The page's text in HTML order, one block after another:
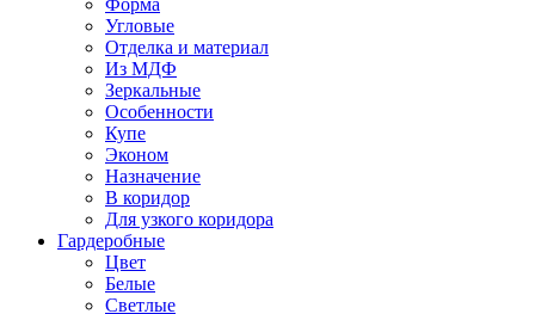
Форма
Угловые
Отделка и материал
Из МДФ
Зеркальные
Особенности
Купе
Эконом
Назначение
В коридор
Для узкого коридора
Гардеробные
Цвет
Белые
Светлые